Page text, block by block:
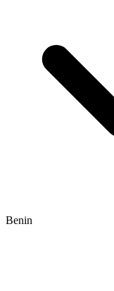
Benin